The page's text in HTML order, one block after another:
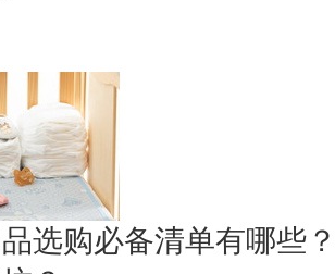
选购必备清单有哪些